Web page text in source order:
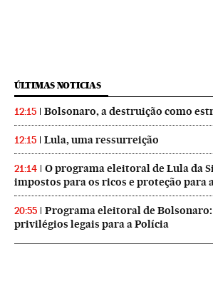
ÚLTIMAS NOTICIAS
12:15 Bolsonaro, a destruição como
12:15 Lula, uma ressurreição
21:14
O programa eleitoral de Lula da
impostos para os ricos e proteção para
20:55
Programa eleitoral de
privilégios legais para a Polícia